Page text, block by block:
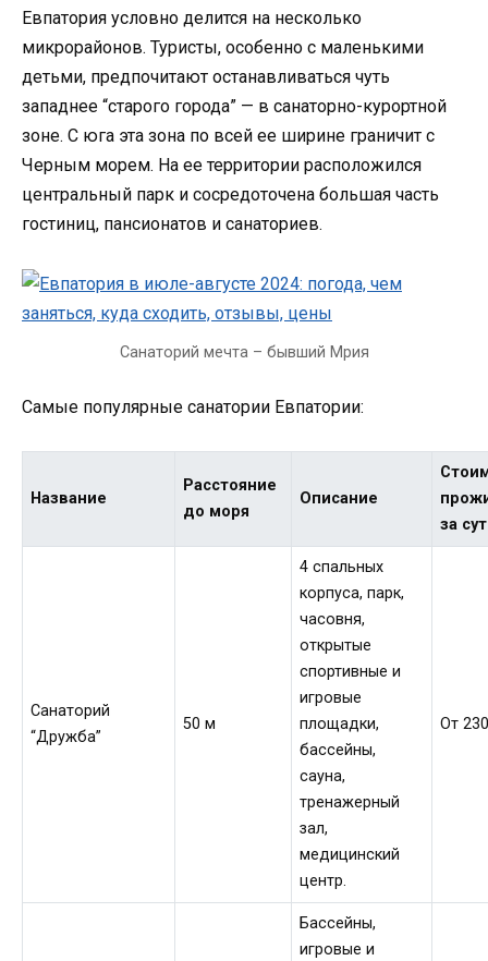
Евпатория условно делится на несколько
микрорайонов. Туристы, особенно с маленькими
детьми, предпочитают останавливаться чуть
западнее “старого города” — в санаторно-курортной
зоне. С юга эта зона по всей ее ширине граничит с
Черным морем. На ее территории расположился
центральный парк и сосредоточена большая часть
гостиниц, пансионатов и санаториев.
Санаторий мечта – бывший Мрия
Самые популярные санатории Евпатории:
Название
Расстояние
до моря
Описание
за
Санаторий
“Дружба”
50 м
4 спальных
корпуса, парк,
часовня,
открытые
спортивные и
игровые
площадки,
бассейны,
сауна,
тренажерный
зал,
медицинский
центр.
От
Бассейны,
игровые и